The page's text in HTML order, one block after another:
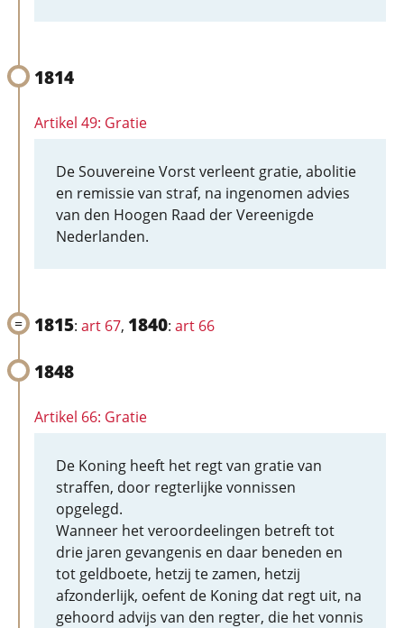
1814
Artikel 49: Gratie
De Souvereine Vorst verleent gratie, abolitie
en remissie van straf, na ingenomen advies
van den Hoogen Raad der Vereenigde
Nederlanden.
1815: art 67, 1840: art 66
1848
Artikel 66: Gratie
De Koning heeft het regt van gratie van
straffen, door regterlijke vonnissen
opgelegd.
Wanneer het veroordeelingen betreft tot
drie jaren gevangenis en daar beneden en
tot geldboete, hetzij te zamen, hetzij
afzonderlijk, oefent de Koning dat regt uit, na
gehoord advijs van den regter, die het vonnis